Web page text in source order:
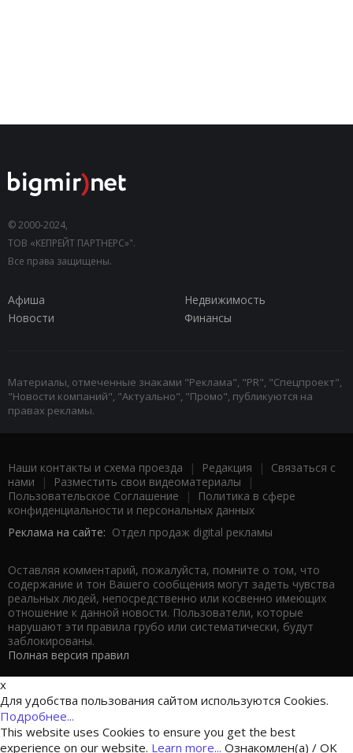
© 2000-2024,
ТОВ «КЕПРЕЙТ ПАРТНЕРС»".
Все права защищены.
Афиша
Недвижимость
Новости
Финансы
Материалы, отмеченные знаками "Реклама", "PR", "Спецпроект",
"Новости компаний", "Актуально", "Промо", публикуются на
правах рекламы.
Наши контакты и схема проезда | Редакция | Связаться с
нами | Разместить свои видеоматериалы |
Пользовательское Соглашение |
Политика в сфере
конфиденциальности и персональных данных
Реклама на сайте: Отдел продаж digital рекламы
Оставляя комментарий, пожалуйста, помните о том, что
содержание и тон Вашего сообщения могут задеть чувства
реальных людей, непосредственно или косвенно имеющих
отношение к данной новости. Пользователи, которые
нарушают эти правила грубо или систематически, будут
заблокированы.
Полная версия правил
x
Для удобства пользования сайтом используются Cookies.
Подробнее...
This website uses Cookies to ensure you get the best
experience on our website. Learn more... Ознакомлен(а) / OK